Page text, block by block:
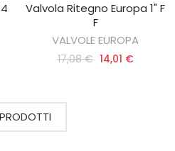
AGGIUNGI AL CARRELLO
Valvola Ritegno Europa 1" F
F
VALVOLE EUROPA
17,08 € 14,01 €